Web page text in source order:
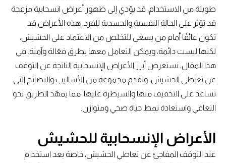
طويلة من الاستخدام، قد يؤدي إلى ظهور أعراض انسحابية مزعجة
قد تؤثر على الحالة النفسية والجسدية للفرد. هذه الأعراض قد
تكون عائقًا أمام من يسعى للتخلص من الاعتماد على الحشيش،
لكنها ليست دائمة، ويمكن التعامل معها بطرق فعّالة وآمنة. في
هذا المقال، نستعرض أبرز الأعراض الإنسحابية الناتجة عن التوقف
عن تعاطي الحشيش، ونقدم مجموعة من الأساليب والنصائح التي
تساعد على التخفيف منها والسيطرة عليها، مما يمهّد الطريق نحو
التعافي واستعادة نمط حياة صحي ومتوازن.
الأعراض الإنسحابية للحشيش
عند التوقف المفاجئ عن تعاطي الحشيش، خاصة بعد استخدام